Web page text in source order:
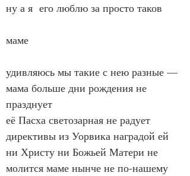
ну а я  его люблю за просто таков
маме
удивляюсь мы такие с нею разные —
мама больше дни рождения не
празднует
её Пасха светозарная не радует
директивы из Уорвика наградой ей
ни Христу ни Божьей Матери не
молится маме нынче не по-нашему